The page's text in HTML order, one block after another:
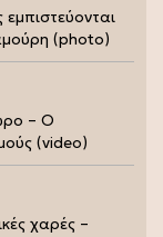
(photo)
– Ο
(video)
χαρές –